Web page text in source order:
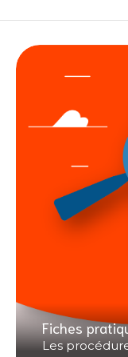
Fiches
Les